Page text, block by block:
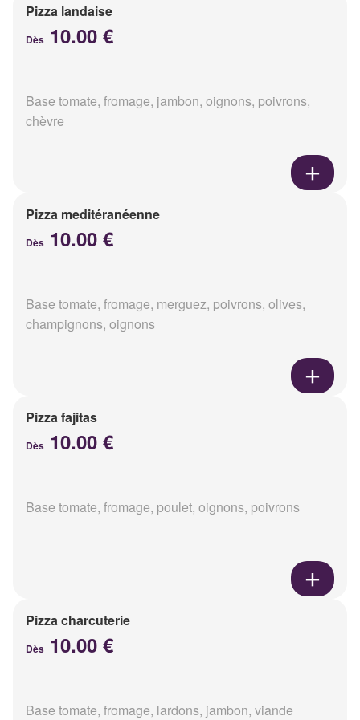
Pizza landaise
Dès 10.00 €
Base tomate, fromage, jambon, oignons, poivrons,
chèvre
Pizza meditéranéenne
Dès 10.00 €
Base tomate, fromage, merguez, poivrons, olives,
champignons, oignons
Pizza fajitas
Dès 10.00 €
Base tomate, fromage, poulet, oignons, poivrons
Pizza charcuterie
Dès 10.00 €
Base tomate, fromage, lardons, jambon, viande